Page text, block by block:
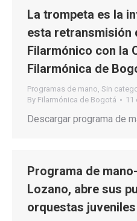
La trompeta es la
esta retransmisión
Filarmónico con la
Filarmónica de
Programas de mano Sin
By Filarmónica de Bogotá 11
Descargar programa de
Programa de
Lozano, abre sus
orquestas juveniles